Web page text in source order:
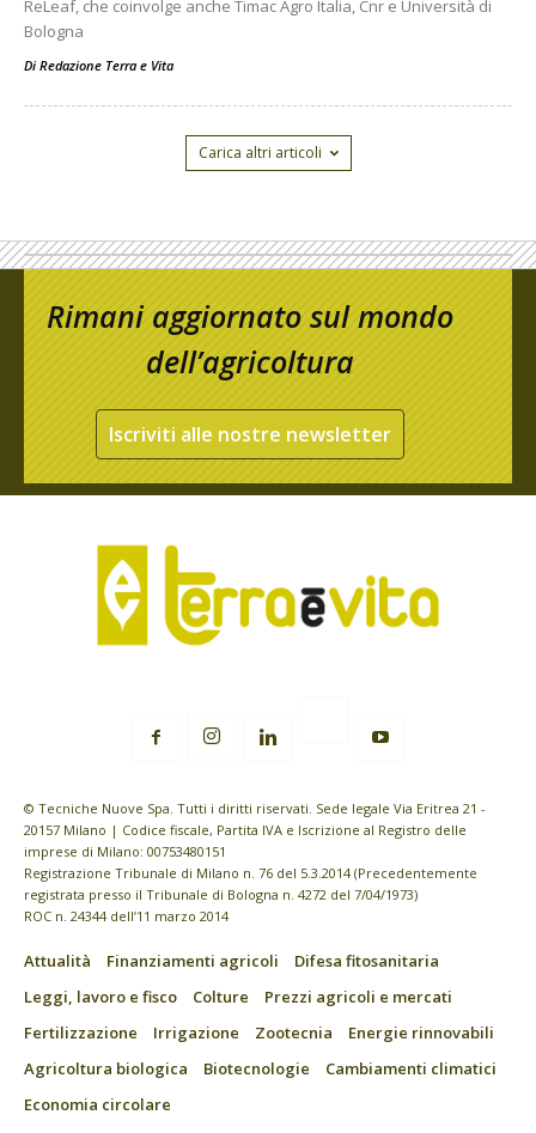
ReLeaf, che coinvolge anche Timac Agro Italia, Cnr e Università di
Bologna
Di Redazione Terra e Vita
Carica altri articoli
Rimani aggiornato sul mondo
dell’agricoltura
Iscriviti alle nostre newsletter
© Tecniche Nuove Spa. Tutti i diritti riservati. Sede legale Via Eritrea 21 -
20157 Milano | Codice fiscale, Partita IVA e Iscrizione al Registro delle
imprese di Milano: 00753480151
Registrazione Tribunale di Milano n. 76 del 5.3.2014 (Precedentemente
registrata presso il Tribunale di Bologna n. 4272 del 7/04/1973)
ROC n. 24344 dell’11 marzo 2014
Attualità Finanziamenti agricoli
Difesa fitosanitaria
Leggi, lavoro e fisco
Colture
Prezzi agricoli e mercati
Fertilizzazione
Irrigazione Zootecnia
Energie rinnovabili
Agricoltura biologica
Biotecnologie
Cambiamenti climatici
Economia circolare